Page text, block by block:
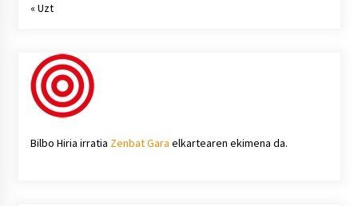
« Uzt
Bilbo Hiria irratia Zenbat Gara elkartearen ekimena da.